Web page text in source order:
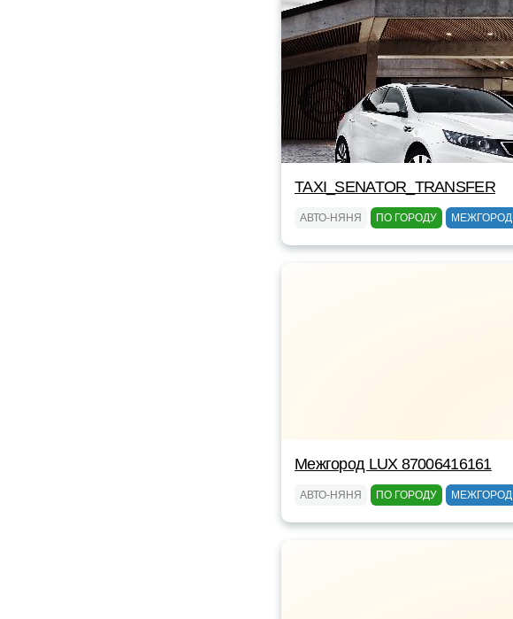
TAXI_SENATOR_TRANSFER
АВТО-НЯНЯ ПО ГОРОДУ МЕЖГОРОД
Межгород LUX 87006416161
АВТО-НЯНЯ ПО ГОРОДУ МЕЖГОРОД